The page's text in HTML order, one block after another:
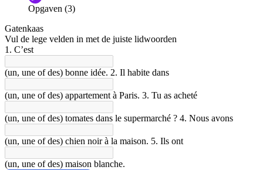
Informatie is onjuist
De docent is te langdradig
De uitleg gaat te langzaam
Afspelen werkte niet
Iets anders
Opgaven (3)
Gatenkaas
Vul de lege velden in met de juiste lidwoorden
1. C’est
(un, une of des) bonne idée. 2. Il habite dans
(un, une of des) appartement à Paris. 3. Tu as acheté
(un, une of des) tomates dans le supermarché ? 4. Nous avons
(un, une of des) chien noir à la maison. 5. Ils ont
(un, une of des) maison blanche.